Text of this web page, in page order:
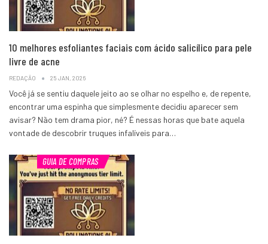
10 melhores esfoliantes faciais com ácido salicílico para pele
livre de acne
REDAÇÃO 25 JAN, 2026
Você já se sentiu daquele jeito ao se olhar no espelho e, de repente,
encontrar uma espinha que simplesmente decidiu aparecer sem
avisar? Não tem drama pior, né? É nessas horas que bate aquela
vontade de descobrir truques infalíveis para…
GUIA DE COMPRAS